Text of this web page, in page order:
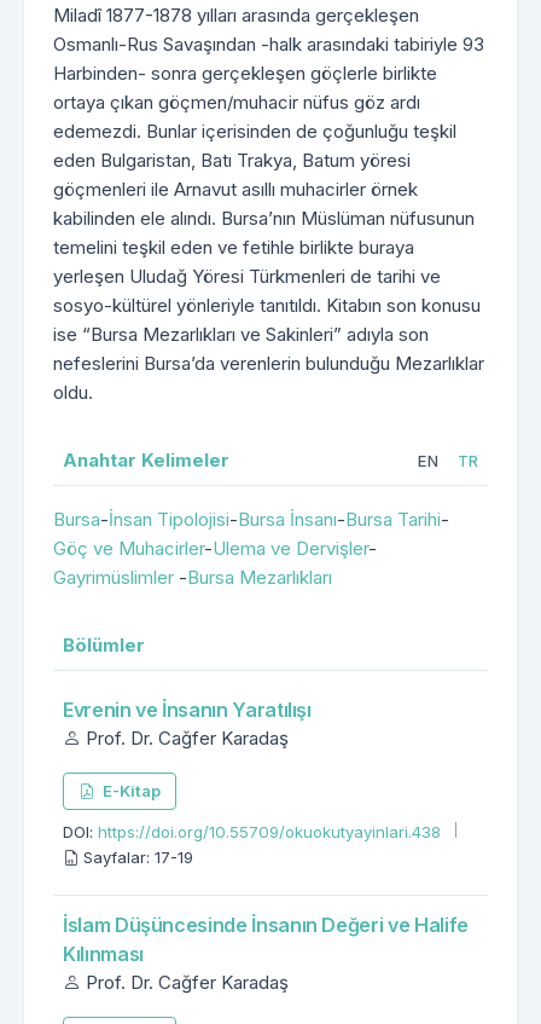
Miladî 1877-1878 yılları arasında gerçekleşen
Osmanlı-Rus Savaşından -halk arasındaki tabiriyle 93
Harbinden- sonra gerçekleşen göçlerle birlikte
ortaya çıkan göçmen/muhacir nüfus göz ardı
edemezdi. Bunlar içerisinden de çoğunluğu teşkil
eden Bulgaristan, Batı Trakya, Batum yöresi
göçmenleri ile Arnavut asıllı muhacirler örnek
kabilinden ele alındı. Bursa’nın Müslüman nüfusunun
temelini teşkil eden ve fetihle birlikte buraya
yerleşen Uludağ Yöresi Türkmenleri de tarihi ve
sosyo-kültürel yönleriyle tanıtıldı. Kitabın son konusu
ise “Bursa Mezarlıkları ve Sakinleri” adıyla son
nefeslerini Bursa’da verenlerin bulunduğu Mezarlıklar
oldu.
Anahtar Kelimeler EN TR
Bursa-İnsan Tipolojisi-Bursa İnsanı-Bursa Tarihi-
Göç ve Muhacirler-Ulema ve Dervişler-
Gayrimüslimler -Bursa Mezarlıkları
Bölümler
Evrenin ve İnsanın Yaratılışı
Prof. Dr. Cağfer Karadaş
E-Kitap
DOI: https://doi.org/10.55709/okuokutyayinlari.438
Sayfalar: 17-19
İslam Düşüncesinde İnsanın Değeri ve Halife
Kılınması
Prof. Dr. Cağfer Karadaş